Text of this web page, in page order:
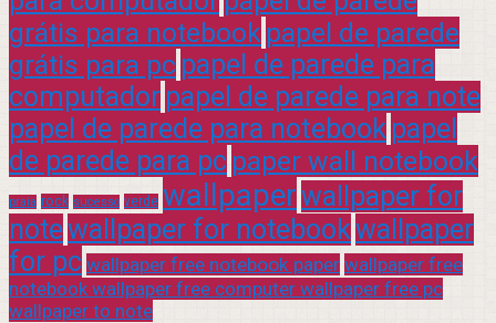
grátis para notebook papel de parede
grátis para pc papel de parede para
computador papel de parede para note
papel de parede para notebook papel
de parede para pc paper wall notebook
praia rock sucesso verde wallpaperwallpaper for
notewallpaper for notebookwallpaper
for pc wallpaper free notebook paper wallpaper free
notebook wallpaper free computer wallpaper free pc
wallpaper to note